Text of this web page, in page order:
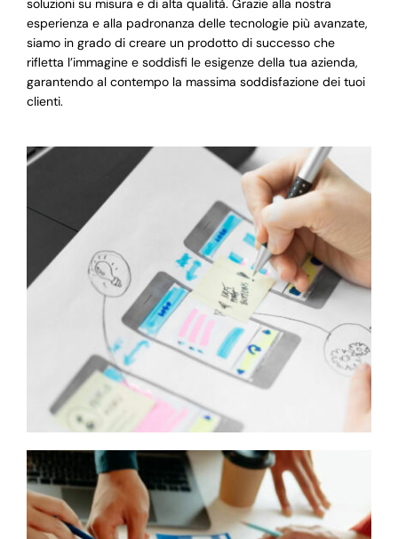
soluzioni su misura e di alta qualità. Grazie alla nostra
esperienza e alla padronanza delle tecnologie più avanzate,
siamo in grado di creare un prodotto di successo che
rifletta l’immagine e soddisfi le esigenze della tua azienda,
garantendo al contempo la massima soddisfazione dei tuoi
clienti.